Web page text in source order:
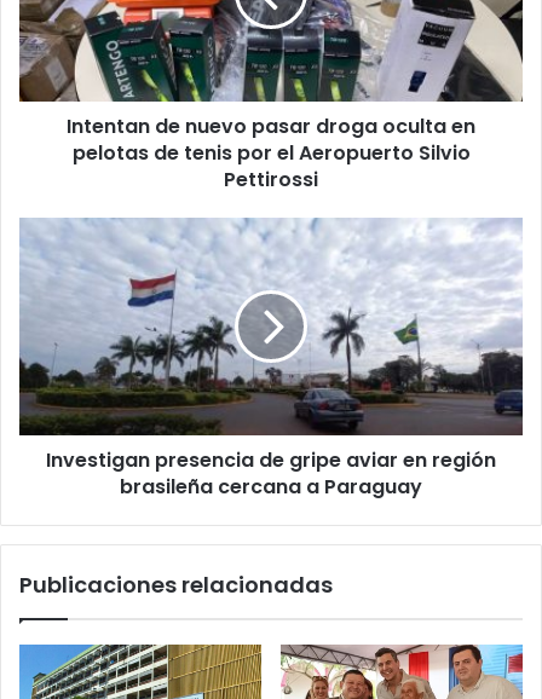
r
e
o
e
r
ó
o
Intentan de nuevo pasar droga oculta en
pelotas de tenis por el Aeropuerto Silvio
Pettirossi
Investigan presencia de gripe aviar en región
brasileña cercana a Paraguay
Publicaciones relacionadas